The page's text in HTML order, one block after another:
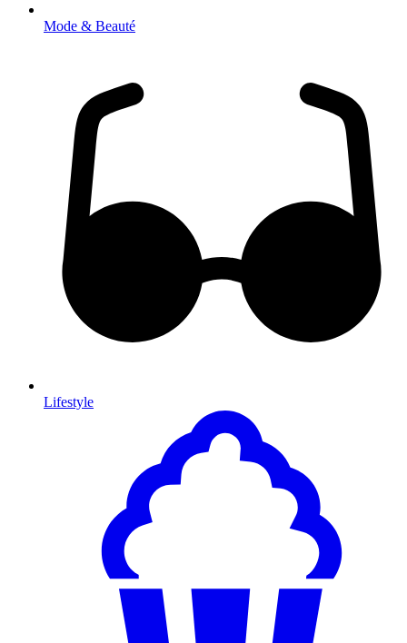
Mode & Beauté
Lifestyle